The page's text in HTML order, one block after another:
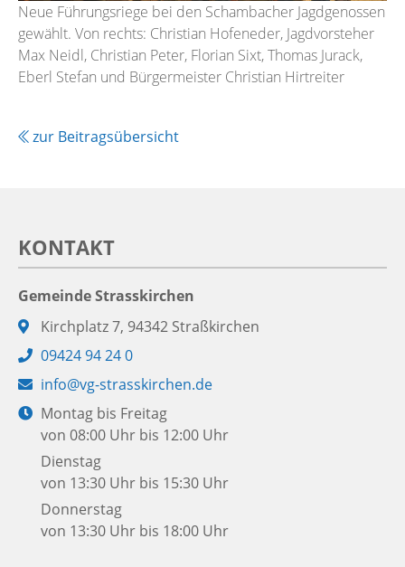
Neue Führungsriege bei den Schambacher Jagdgenossen
gewählt. Von rechts: Christian Hofeneder, Jagdvorsteher
Max Neidl, Christian Peter, Florian Sixt, Thomas Jurack,
Eberl Stefan und Bürgermeister Christian Hirtreiter
zur Beitragsübersicht
KONTAKT
Gemeinde Strasskirchen
Adresse:
Kirchplatz 7, 94342 Straßkirchen
Telefon:
09424 94 24 0
E-
Mail:
info@vg-strasskirchen.de
Öffnungszeiten:
Montag bis Freitag
von 08:00 Uhr bis 12:00 Uhr
Dienstag
von 13:30 Uhr bis 15:30 Uhr
Donnerstag
von 13:30 Uhr bis 18:00 Uhr